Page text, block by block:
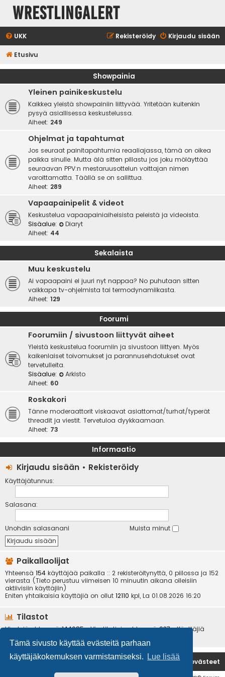
Tämä sivusto käyttää evästeitä parhaan
käyttäjäkokemuksen varmistamiseksi.
Lue lisää
WrestlingAlert
UKK Kirjaudu sisään
Rekisteröidy
Etusivu
Showpainia
Yleinen painikeskustelu
Kaikkea yleistä showpainiin liittyvää. Yritetään kuitenkin
pysyä asiallisessa keskustelussa.
Aiheet: 249
Ohjelmat ja tapahtumat
Jos seuraat painitapahtumia reaaliajassa, tämä on oikea
paikka sinulle. Mutta älä sitten pillastu jos joku möläyttää
seuraavan PPV:n mestaruusottelun voittajan nimen
varoittamatta. Täällä se on sallittua.
Aiheet: 289
Vapaapainipelit & videot
Keskustelua vapaapainiaiheisista peleistä ja videoista.
Sisäalue:
Diaryt
Aiheet: 44
Sekalaista
Muu keskustelu
Ai vapaapaini ei juuri nyt nappaa? No puhutaan sitten
vaikkapa tv-ohjelmista tai termodynamiikasta.
Aiheet: 129
Foorumi
Foorumiin / sivustoon liittyvät aiheet
Yleistä keskustelua foorumiin ja sivustoon liittyen. Myös
kaikenlaiset toivomukset ja parannusehdotukset ovat
tervetulleita.
Sisäalue:
Arkisto
Aiheet: 60
Roskakori
Tänne moderaattorit viskaavat asiattomat/turhat/typerät
threadit ja viestit. Tervetuloa dyykkaamaan.
Aiheet: 73
Informaatio
Kirjaudu sisään • Rekisteröidy
Käyttäjätunnus:
Salasana:
Unohdin salasanani Muista minut
Paikallaolijat
Yhteensä 154 käyttäjää paikalla :: 2 rekisteröitynyttä, 0 piilossa ja 152
vierasta (Tieto perustuu viimeisen 10 minuutin aikana olleisiin
aktiivisiin käyttäjiin)
Eniten yhtaikaisia käyttäjiä on ollut 12110 kpl, La 01.08.2026 16:20
Tilastot
Viestejä yhteensä144085• Viestiketjuja yhteensä937• Käyttäjiä
Etusivu Poista evästeet